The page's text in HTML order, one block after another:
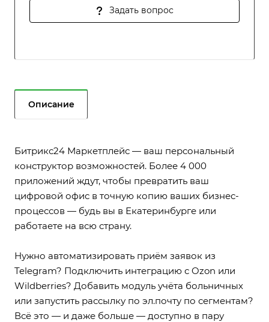
Задать вопрос
Описание
Битрикс24 Маркетплейс — ваш персональный
конструктор возможностей. Более 4 000
приложений ждут, чтобы превратить ваш
цифровой офис в точную копию ваших бизнес-
процессов — будь вы в Екатеринбурге или
работаете на всю страну.
Нужно автоматизировать приём заявок из
Telegram? Подключить интеграцию с Ozon или
Wildberries? Добавить модуль учёта больничных
или запустить рассылку по эл.почту по сегментам?
Всё это — и даже больше — доступно в пару